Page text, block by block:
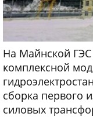
На Майнской
комплексной
сборка первого
силовых